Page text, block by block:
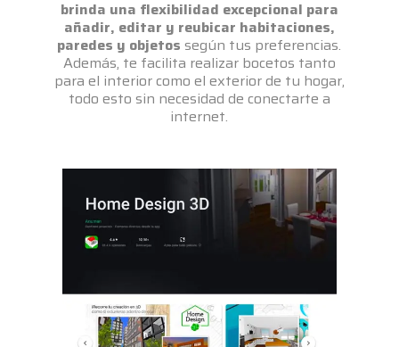
brinda una flexibilidad excepcional para
añadir, editar y reubicar habitaciones,
paredes y objetos según tus preferencias.
Además, te facilita realizar bocetos tanto
para el interior como el exterior de tu hogar,
todo esto sin necesidad de conectarte a
internet.